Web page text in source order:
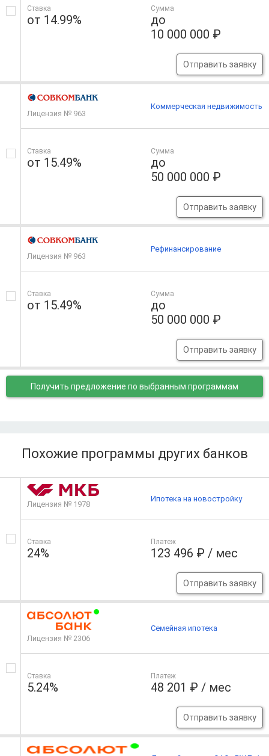
Ставка
от 14.99%
Сумма
до
10 000 000 ₽
Отправить заявку
Лицензия № 963
Ставка
от 15.49%
Сумма
до
50 000 000 ₽
Отправить заявку
Коммерческая недвижимость
Лицензия № 963
Ставка
от 15.49%
Сумма
до
50 000 000 ₽
Отправить заявку
Рефинансирование
Получить предложение по выбранным программам
Похожие программы других банков
Лицензия № 1978
Ставка
24%
Платеж
123 496 ₽ / мес
Отправить заявку
Ипотека на новостройку
Лицензия № 2306
Ставка
5.24%
Платеж
48 201 ₽ / мес
Отправить заявку
Семейная ипотека